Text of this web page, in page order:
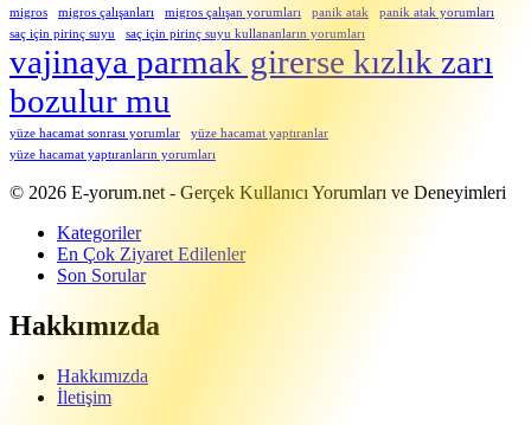
migros migros çalışanları migros çalışan yorumları panik atak
panik atak yorumları
saç için pirinç suyu
saç için pirinç suyu kullananların yorumları
vajinaya parmak girerse kızlık zarı
bozulur mu
yüze hacamat sonrası yorumlar
yüze hacamat yaptıranlar
yüze hacamat yaptıranların yorumları
Footer
Hakkında
© 2026 E-yorum.net - Gerçek Kullanıcı Yorumları ve Deneyimleri
Kategoriler
En Çok Ziyaret Edilenler
Son Sorular
Hakkımızda
Hakkımızda
İletişim